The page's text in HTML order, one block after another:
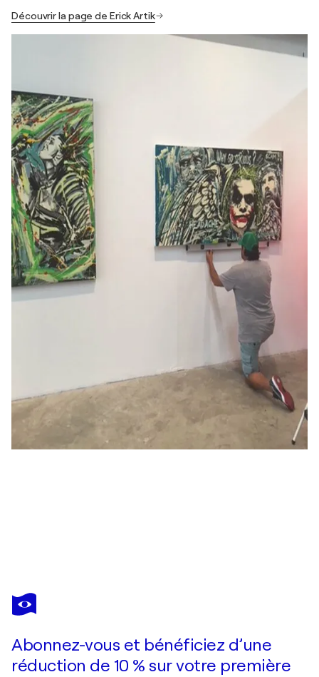
Découvrir la page de Erick Artik
ERICK ARTIK
Astro love
Abonnez-vous et bénéficiez d’une
réduction de 10 % sur votre première